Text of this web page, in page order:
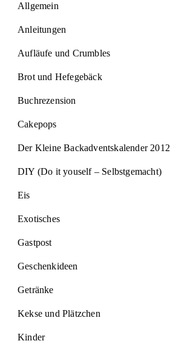
Allgemein
Anleitungen
Aufläufe und Crumbles
Brot und Hefegebäck
Buchrezension
Cakepops
Der Kleine Backadventskalender 2012
DIY (Do it youself – Selbstgemacht)
Eis
Exotisches
Gastpost
Geschenkideen
Getränke
Kekse und Plätzchen
Kinder